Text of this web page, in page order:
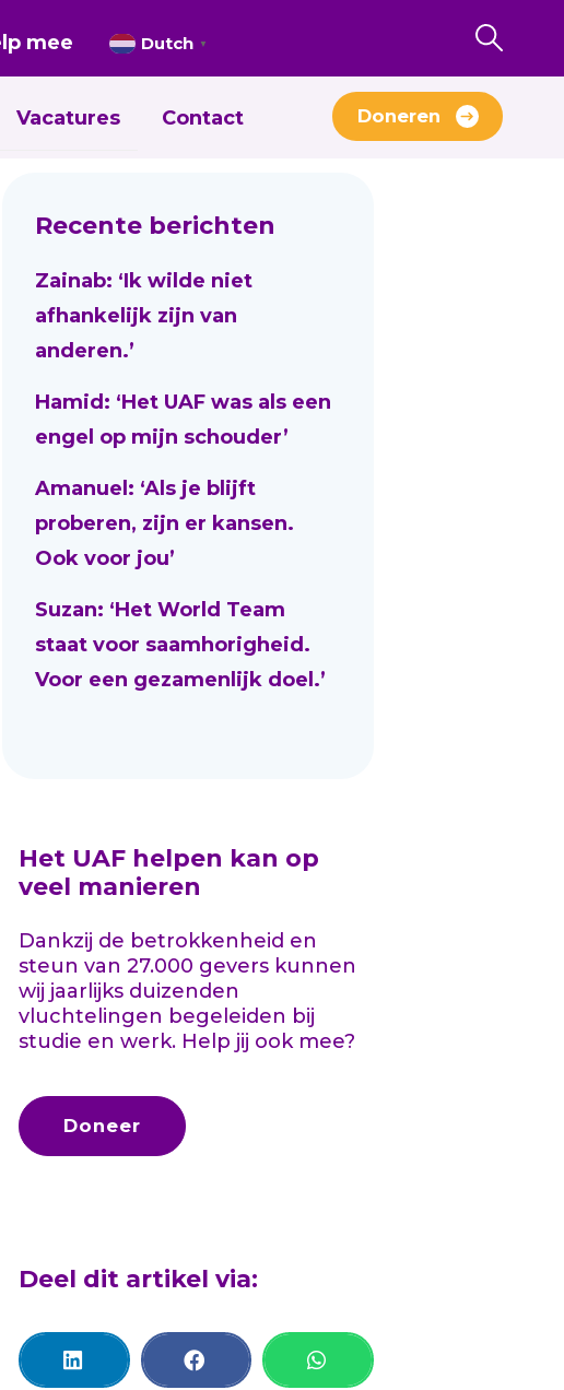
Vacatures Contact
mee Dutch ▼
Doneren
Recente berichten
Zainab: ‘Ik wilde niet
afhankelijk zijn van
anderen.’
Hamid: ‘Het UAF was als een
engel op mijn schouder’
Amanuel: ‘Als je blijft
proberen, zijn er kansen.
Ook voor jou’
Suzan: ‘Het World Team
staat voor saamhorigheid.
Voor een gezamenlijk doel.’
Het UAF helpen kan op
veel manieren
Dankzij de betrokkenheid en
steun van 27.000 gevers kunnen
wij jaarlijks duizenden
vluchtelingen begeleiden bij
studie en werk. Help jij ook mee?
Doneer
Deel dit artikel via: